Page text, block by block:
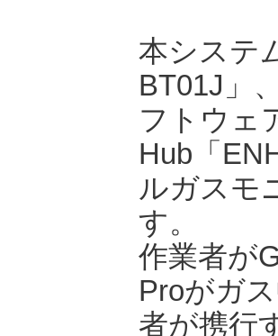
本システ
BT01J」
フトウェ
Hub「
ルガスモ
す。
作業者が
Proがガ
者が携行